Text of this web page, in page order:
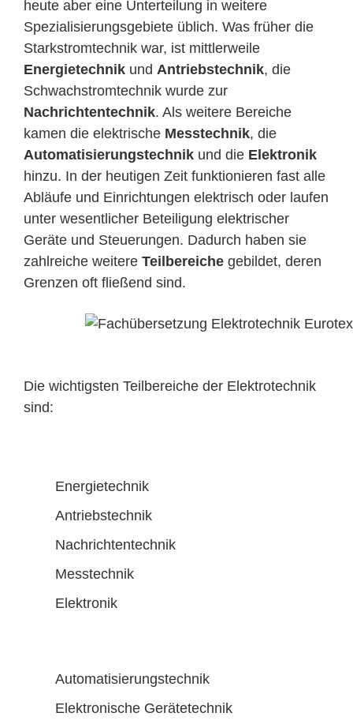
heute aber eine Unterteilung in weitere
Spezialisierungsgebiete üblich. Was früher die
Starkstromtechnik war, ist mittlerweile
Energietechnik und Antriebstechnik, die
Schwachstromtechnik wurde zur
Nachrichtentechnik. Als weitere Bereiche
kamen die elektrische Messtechnik, die
Automatisierungstechnik und die Elektronik
hinzu. In der heutigen Zeit funktionieren fast alle
Abläufe und Einrichtungen elektrisch oder laufen
unter wesentlicher Beteiligung elektrischer
Geräte und Steuerungen. Dadurch haben sie
zahlreiche weitere Teilbereiche gebildet, deren
Grenzen oft fließend sind.
Die wichtigsten Teilbereiche der Elektrotechnik
sind:
Energietechnik
Antriebstechnik
Nachrichtentechnik
Messtechnik
Elektronik
Automatisierungstechnik
Elektronische Gerätetechnik